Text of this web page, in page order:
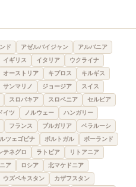
ド アゼルバイジャン
アルバニア
イギリス イタリア
ウクライナ
オーストリア キプロス
キルギス
サンマリノ ジョージア
スイス
スロバキア スロベニア
セルビア
ドイツ ノルウェー
ハンガリー
フランス ブルガリア
ベラルーシ
ツェゴビナ ポルトガル
ポーランド
テネグロ ラトビア
リトアニア
ア ロシア 北マケドニア
ウズベキスタン
カザフスタン